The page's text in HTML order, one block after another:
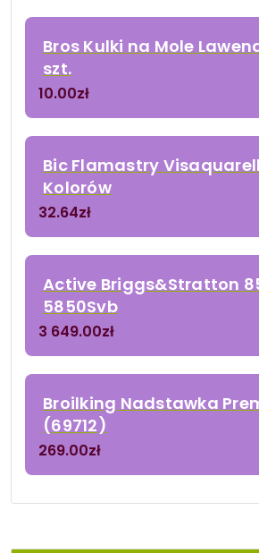
Bros Kulki na Mole
szt.
10.00zł
Bic Flamastry
Kolorów
32.64zł
Active Briggs&Stratton
5850Svb
3 649.00zł
Broilking Nadstawka
(69712)
269.00zł